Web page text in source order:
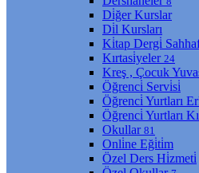
Di̇ğer Kurslar
Di̇l Kursları
Ki̇tap Dergi̇
Kırtasi̇yeler 24
Kreş , Çocuk
Öğrenci̇ Servi̇si̇
Öğrenci̇ Yurtları
Öğrenci̇ Yurtları
Okullar 81
Onli̇ne Eği̇ti̇m
Özel Ders Hi̇zmeti̇